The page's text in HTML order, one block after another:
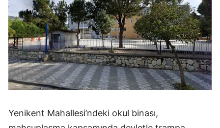
Yenikent Mahallesi’ndeki okul binası,